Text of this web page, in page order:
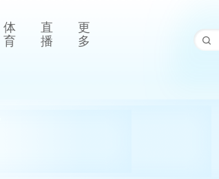
体
育
直
播
更
多